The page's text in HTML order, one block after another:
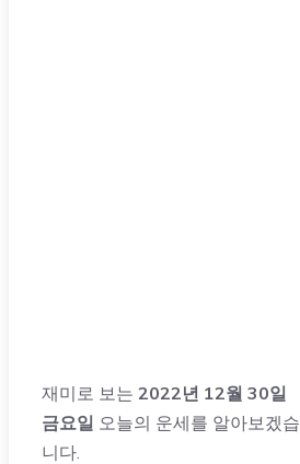
재미로 보는 2022년 12월 30일
금요일 오늘의 운세를 알아보겠습
니다.